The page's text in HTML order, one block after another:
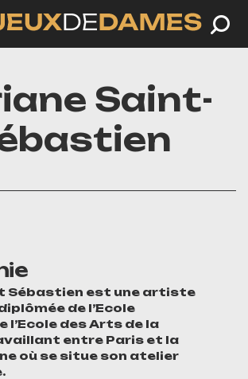
Saint-
Sébastien est une artiste
de l’Ecole
l’Ecole des Arts de la
entre Paris et la
où se situe son atelier